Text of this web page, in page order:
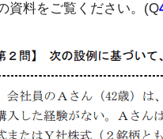
資料をご覧ください。(Q